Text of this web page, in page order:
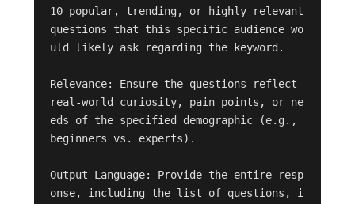
10 popular, trending, or highly relevant
questions that this specific audience wo
uld likely ask regarding the keyword.
Relevance: Ensure the questions reflect
real-world curiosity, pain points, or ne
eds of the specified demographic (e.g.,
beginners vs. experts).
Output Language: Provide the entire resp
onse, including the list of questions, i